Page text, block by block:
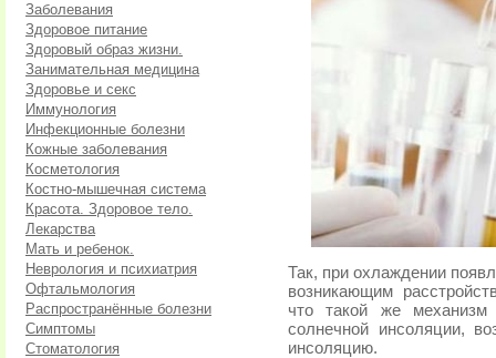
Заболевания
Здоровое питание
Здоровый образ жизни.
Занимательная медицина
Здоровье и секс
Иммунология
Инфекционные болезни
Кожные заболевания
Косметология
Костно-мышечная система
Красота. Здоровое тело.
Лекарства
Мать и ребенок.
Неврология и психиатрия
Офтальмология
Распространённые болезни
Симптомы
Стоматология
Так, при охлаждении
возникающим
что такой же механизм
солнечной инсоляции,
инсоляцию.